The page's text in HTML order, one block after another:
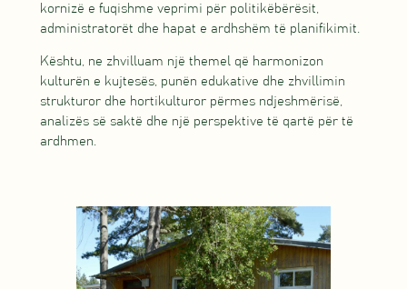
kornizë e fuqishme veprimi për politikëbërësit,
administratorët dhe hapat e ardhshëm të planifikimit.
Kështu, ne zhvilluam një themel që harmonizon
kulturën e kujtesës, punën edukative dhe zhvillimin
strukturor dhe hortikulturor përmes ndjeshmërisë,
analizës së saktë dhe një perspektive të qartë për të
ardhmen.